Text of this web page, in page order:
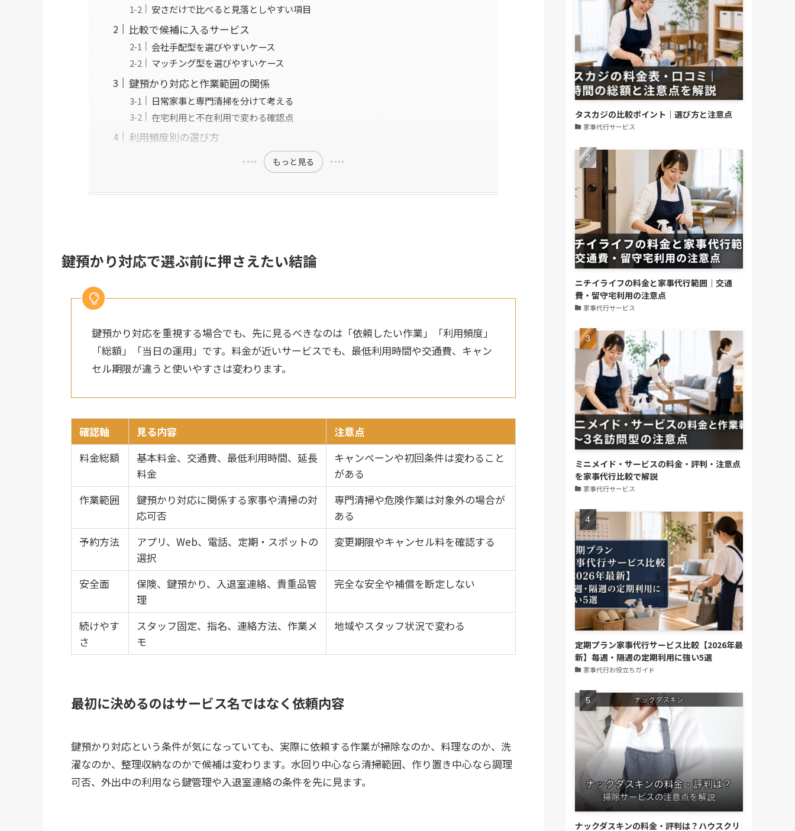
安さだけで比べると見落としやすい項目
比較で候補に入るサービス
会社手配型を選びやすいケース
マッチング型を選びやすいケース
鍵預かり対応と作業範囲の関係
日常家事と専門清掃を分けて考える
在宅利用と不在利用で変わる確認点
利用頻度別の選び方
もっと見る
鍵預かり対応で選ぶ前に押さえたい結論
鍵預かり対応を重視する場合でも、先に見るべきなのは「依頼したい作業」「利用頻度」
「総額」「当日の運用」です。料金が近いサービスでも、最低利用時間や交通費、キャン
セル期限が違うと使いやすさは変わります。
確認軸 見る内容
注意点
料金総額
基本料金、交通費、最低利用時間、延長
料金
キャンペーンや初回条件は変わること
がある
作業範囲
鍵預かり対応に関係する家事や清掃の対
応可否
専門清掃や危険作業は対象外の場合が
ある
予約方法
アプリ、Web、電話、定期・スポットの
選択
変更期限やキャンセル料を確認する
安全面
保険、鍵預かり、入退室連絡、貴重品管
理
完全な安全や補償を断定しない
続けやす
さ
スタッフ固定、指名、連絡方法、作業メ
モ
地域やスタッフ状況で変わる
最初に決めるのはサービス名ではなく依頼内容
鍵預かり対応という条件が気になっていても、実際に依頼する作業が掃除なのか、料理なのか、洗
濯なのか、整理収納なのかで候補は変わります。水回り中心なら清掃範囲、作り置き中心なら調理
可否、外出中の利用なら鍵管理や入退室連絡の条件を先に見ます。
タスカジの比較ポイント｜選び方と注意点
家事代行サービス
ニチイライフの料金と家事代行範囲｜交通
費・留守宅利用の注意点
家事代行サービス
ミニメイド・サービスの料金・評判・注意点
を家事代行比較で解説
家事代行サービス
定期プラン家事代行サービス比較【2026年最
新】毎週・隔週の定期利用に強い5選
家事代行お役立ちガイド
ナックダスキンの料金・評判は？ハウスクリ